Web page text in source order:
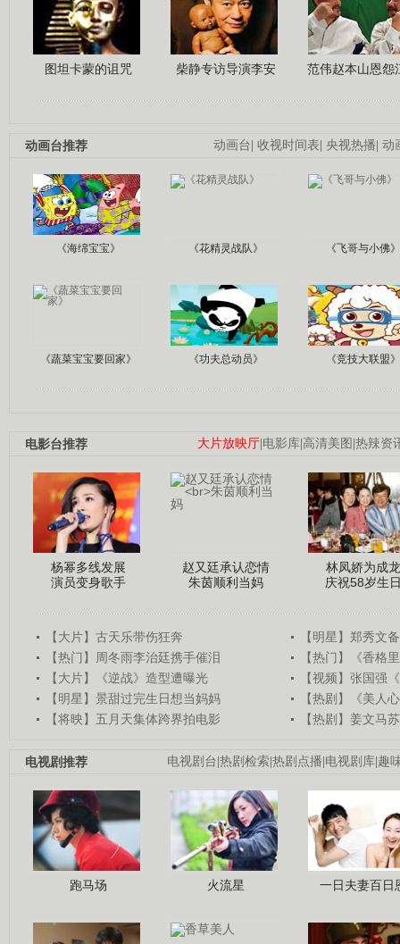
图坦卡蒙的诅咒 柴静专访导演李安 范伟赵本山恩怨
动画台 收视时间表 央视热播 动
动画台推荐
《海绵宝宝》 《花精灵战队》 《飞哥与小佛》
《蔬菜宝宝要回家》 《功夫总动员》 《竞技大联盟》
大片放映厅 电影库 高清美图 热辣资
电影台推荐
杨幂多线发展
演员变身歌手
赵又廷承认恋情
朱茵顺利当妈
林凤娇为成龙
庆祝58岁生
【大片】古天乐带伤狂奔
【明星】郑秀文
【热门】周冬雨李治廷携手催泪
【热门】《香格
【大片】《逆战》造型遭曝光
【视频】张国强
【明星】景甜过完生日想当妈妈
【热剧】《美人
【将映】五月天集体跨界拍电影
【热剧】姜文马
电视剧台 热剧检索 热剧点播 电视剧库 趣
电视剧推荐
跑马场 火流星 一日夫妻百日